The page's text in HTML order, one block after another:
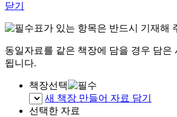
닫기
표가 있는 항목은 반드시 기재해
동일자료를 같은 책장에 담을 경우 담은
됩니다.
책장선택
새 책장 만들어 자료 담기
선택한 자료